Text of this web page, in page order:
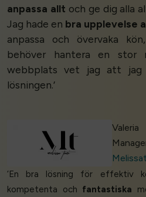
anpassa allt och ge dig alla
Jag hade en bra upplevelse
anpassa och övervaka
behöver hantera en
webbplats vet jag att jag
lösningen.’
‘En bra lösning för effektiv
kompetenta och fantastiska